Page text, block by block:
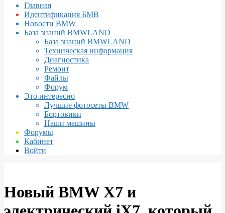
навигации
Главная
Идентификация БМВ
Новости BMW
База знаний BMWLAND
База знаний BMWLAND
Техническая информация
Диагностика
Ремонт
Файлы
Форум
Это интересно
Лучшие фотосеты BMW
Бортовики
Наши машины
Форумы
Кабинет
Войти
Новый BMW X7 и